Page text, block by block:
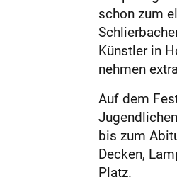
schon zum
Künstler in
nehmen
Auf dem
bis zum
Decken,
Platz.